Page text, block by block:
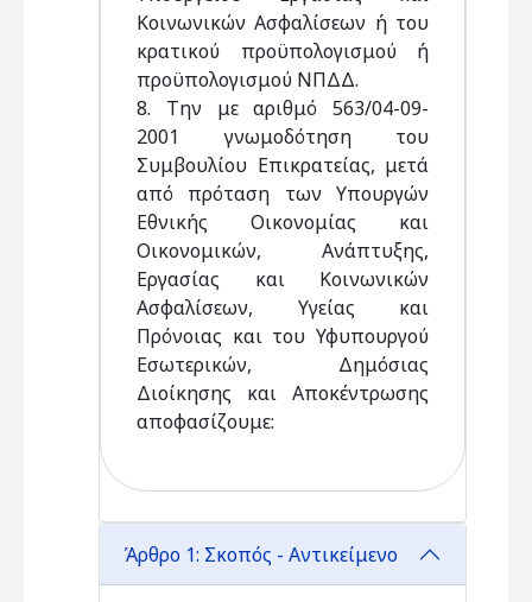
Κοινωνικών Ασφαλίσεων ή του
κρατικού προϋπολογισμού ή
προϋπολογισμού ΝΠΔΔ.
8. Την με αριθμό 563/04-09-
2001 γνωμοδότηση του
Συμβουλίου Επικρατείας, μετά
από πρόταση των Υπουργών
Εθνικής Οικονομίας και
Οικονομικών, Ανάπτυξης,
Εργασίας και Κοινωνικών
Ασφαλίσεων, Υγείας και
Πρόνοιας και του Υφυπουργού
Εσωτερικών, Δημόσιας
Διοίκησης και Αποκέντρωσης
αποφασίζουμε:
Άρθρο 1: Σκοπός - Αντικείμενο